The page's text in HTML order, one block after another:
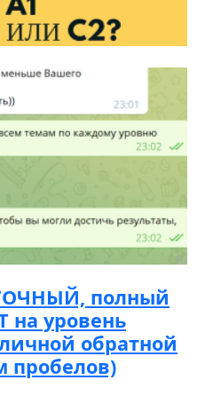
полный
на уровень
обратной
пробелов)